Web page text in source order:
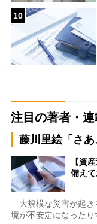
10
注目の著者・連
藤川里絵「さあ
【資
備え
大規模な災害が起き
境が不安定になった